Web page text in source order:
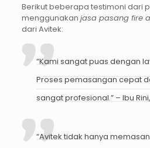
Berikut beberapa testimoni dari
menggunakan jasa pasang fire
dari Avitek:
“Kami sangat puas dengan
Proses pemasangan cepat
sangat profesional.”– Ibu
“Avitek tidak hanya